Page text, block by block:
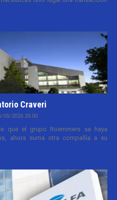
Craveri
05/2026 20:00
que el grupo Roemmers se haya
ahora suma otra compañía a su